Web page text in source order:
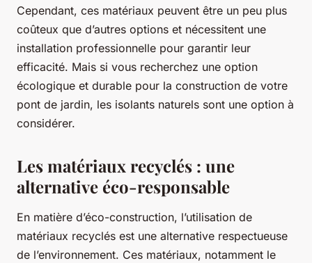
Cependant, ces matériaux peuvent être un peu plus
coûteux que d’autres options et nécessitent une
installation professionnelle pour garantir leur
efficacité. Mais si vous recherchez une option
écologique et durable pour la construction de votre
pont de jardin, les isolants naturels sont une option à
considérer.
Les matériaux recyclés : une
alternative éco-responsable
En matière d’éco-construction, l’utilisation de
matériaux recyclés est une alternative respectueuse
de l’environnement. Ces matériaux, notamment le